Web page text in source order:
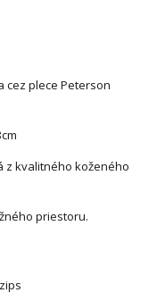
cez plece Peterson
z kvalitného koženého
priestoru.